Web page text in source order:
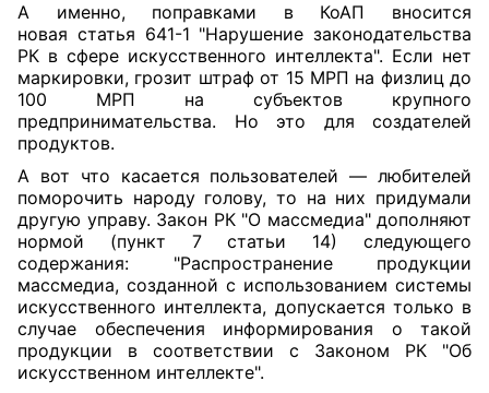
А именно, поправками в КоАП вносится
новая статья 641-1 "Нарушение законодательства
РК в сфере искусственного интеллекта". Если нет
маркировки, грозит штраф от 15 МРП на физлиц до
100 МРП на субъектов крупного
предпринимательства. Но это для создателей
продуктов.
А вот что касается пользователей — любителей
поморочить народу голову, то на них придумали
другую управу. Закон РК "О массмедиа" дополняют
нормой (пункт 7статьи 14) следующего
содержания: "Распространение продукции
массмедиа, созданной с использованием системы
искусственного интеллекта, допускается только в
случае обеспечения информирования о такой
продукции в соответствии с Законом РК "Об
искусственном интеллекте".